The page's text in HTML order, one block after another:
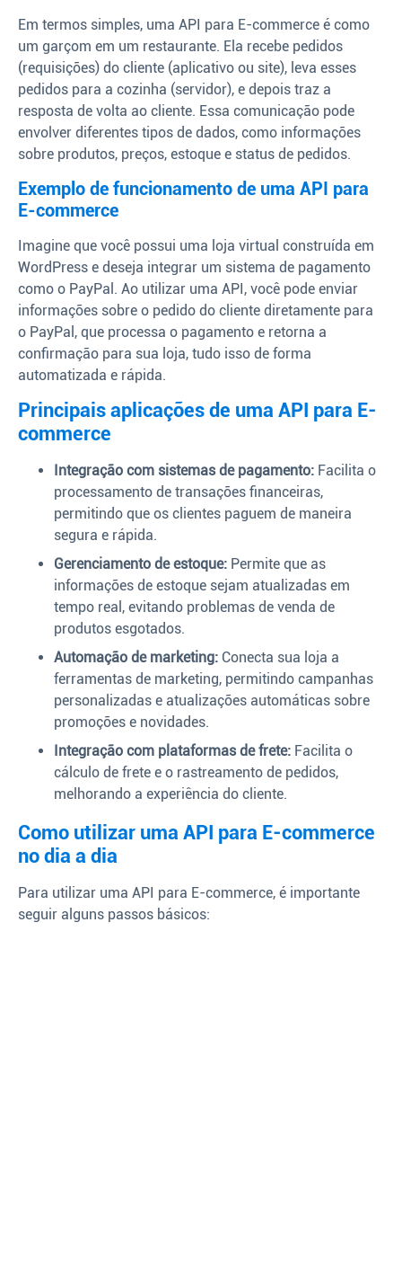
Em termos simples, uma API para E-commerce é como
um garçom em um restaurante. Ela recebe pedidos
(requisições) do cliente (aplicativo ou site), leva esses
pedidos para a cozinha (servidor), e depois traz a
resposta de volta ao cliente. Essa comunicação pode
envolver diferentes tipos de dados, como informações
sobre produtos, preços, estoque e status de pedidos.
Exemplo de funcionamento de uma API para
E-commerce
Imagine que você possui uma loja virtual construída em
WordPress e deseja integrar um sistema de pagamento
como o PayPal. Ao utilizar uma API, você pode enviar
informações sobre o pedido do cliente diretamente para
o PayPal, que processa o pagamento e retorna a
confirmação para sua loja, tudo isso de forma
automatizada e rápida.
Principais aplicações de uma API para E-
commerce
Integração com sistemas de pagamento: Facilita o
processamento de transações financeiras,
permitindo que os clientes paguem de maneira
segura e rápida.
Gerenciamento de estoque: Permite que as
informações de estoque sejam atualizadas em
tempo real, evitando problemas de venda de
produtos esgotados.
Automação de marketing: Conecta sua loja a
ferramentas de marketing, permitindo campanhas
personalizadas e atualizações automáticas sobre
promoções e novidades.
Integração com plataformas de frete: Facilita o
cálculo de frete e o rastreamento de pedidos,
melhorando a experiência do cliente.
Como utilizar uma API para E-commerce
no dia a dia
Para utilizar uma API para E-commerce, é importante
seguir alguns passos básicos: